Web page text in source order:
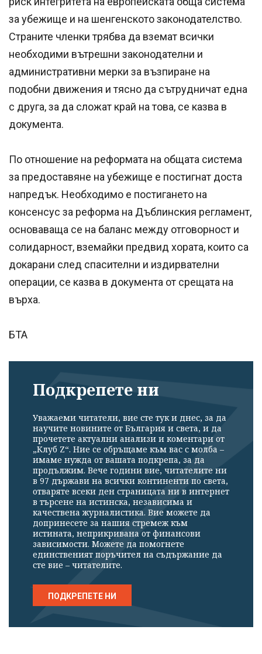
за убежище и на шенгенското законодателство.
Страните членки трябва да вземат всички
необходими вътрешни законодателни и
административни мерки за възпиране на
подобни движения и тясно да сътрудничат една
с друга, за да сложат край на това, се казва в
документа.
По отношение на реформата на общата система
за предоставяне на убежище е постигнат доста
напредък. Необходимо е постигането на
консенсус за реформа на Дъблинския регламент,
основаваща се на баланс между отговорност и
солидарност, вземайки предвид хората, които са
докарани след спасителни и издирвателни
операции, се казва в документа от срещата на
върха.
БТА
Подкрепете ни
Уважаеми читатели, вие сте тук и днес, за да
научите новините от България и света, и да
прочетете актуални анализи и коментари от
„Клуб Z“. Ние се обръщаме към вас с молба –
имаме нужда от вашата подкрепа, за да
продължим. Вече години вие, читателите ни
в 97 държави на всички континенти по света,
отваряте всеки ден страницата ни в интернет
в търсене на истинска, независима и
качествена журналистика. Вие можете да
допринесете за нашия стремеж към
истината, неприкривана от финансови
зависимости. Можете да помогнете
единственият поръчител на съдържание да
сте вие – читателите.
ПОДКРЕПЕТЕ НИ